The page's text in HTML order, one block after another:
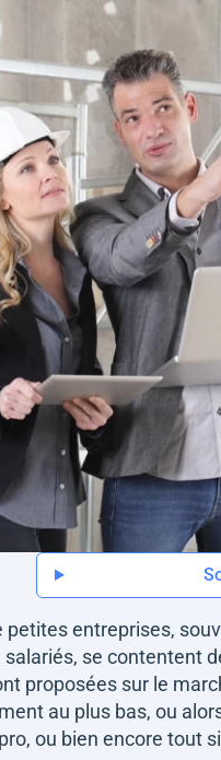
petites entreprises,
salariés, se contentent
proposées sur le
au plus bas, ou
ou bien encore tout